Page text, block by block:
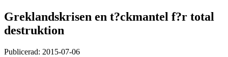
Greklandskrisen en t?ckmantel f?r total
destruktion
Publicerad: 2015-07-06